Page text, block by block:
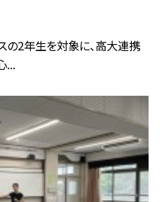
2年生を対象に、高大連携
...